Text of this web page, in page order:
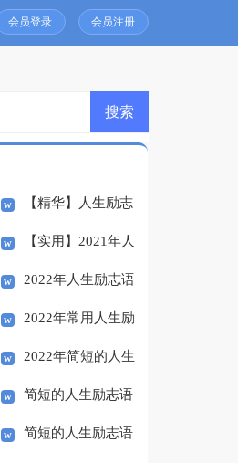
会员登录 会员注册
【精华】人生励志
语录大汇总81句
【实用】2021年人
生励志语录集合57句
2022年人生励志语
录72句2022年常用人生励
志语录摘录35句
2022年简短的人生
励志语录集合64句
简短的人生励志语
录集合58句
简短的人生励志语